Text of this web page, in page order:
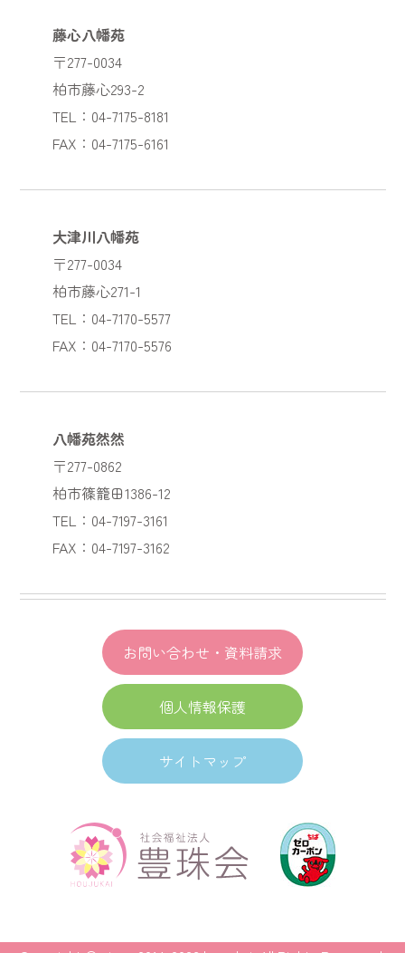
藤心八幡苑
〒277-0034
柏市藤心293-2
TEL：04-7175-8181
FAX：04-7175-6161
大津川八幡苑
〒277-0034
柏市藤心271-1
TEL：04-7170-5577
FAX：04-7170-5576
八幡苑然然
〒277-0862
柏市篠籠田1386-12
TEL：04-7197-3161
FAX：04-7197-3162
お問い合わせ・資料請求
個人情報保護
サイトマップ